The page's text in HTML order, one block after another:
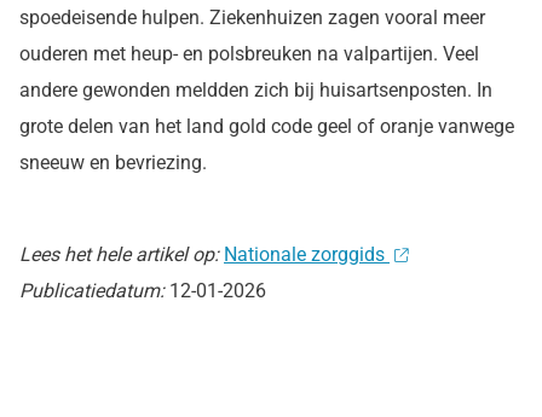
spoedeisende hulpen. Ziekenhuizen zagen vooral meer
ouderen met heup- en polsbreuken na valpartijen. Veel
andere gewonden meldden zich bij huisartsenposten. In
grote delen van het land gold code geel of oranje vanwege
sneeuw en bevriezing.
Lees het hele artikel op: Nationale zorggids
Publicatiedatum: 12-01-2026